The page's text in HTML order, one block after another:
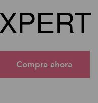
Compra ahora